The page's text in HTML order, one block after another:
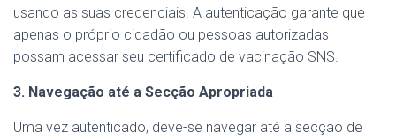
usando as suas credenciais. A autenticação garante que
apenas o próprio cidadão ou pessoas autorizadas
possam acessar seu certificado de vacinação SNS.
3. Navegação até a Secção Apropriada
Uma vez autenticado, deve-se navegar até a secção de